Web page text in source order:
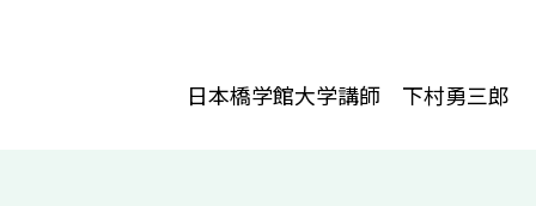
日本橋学館大学講師 下村勇三郎